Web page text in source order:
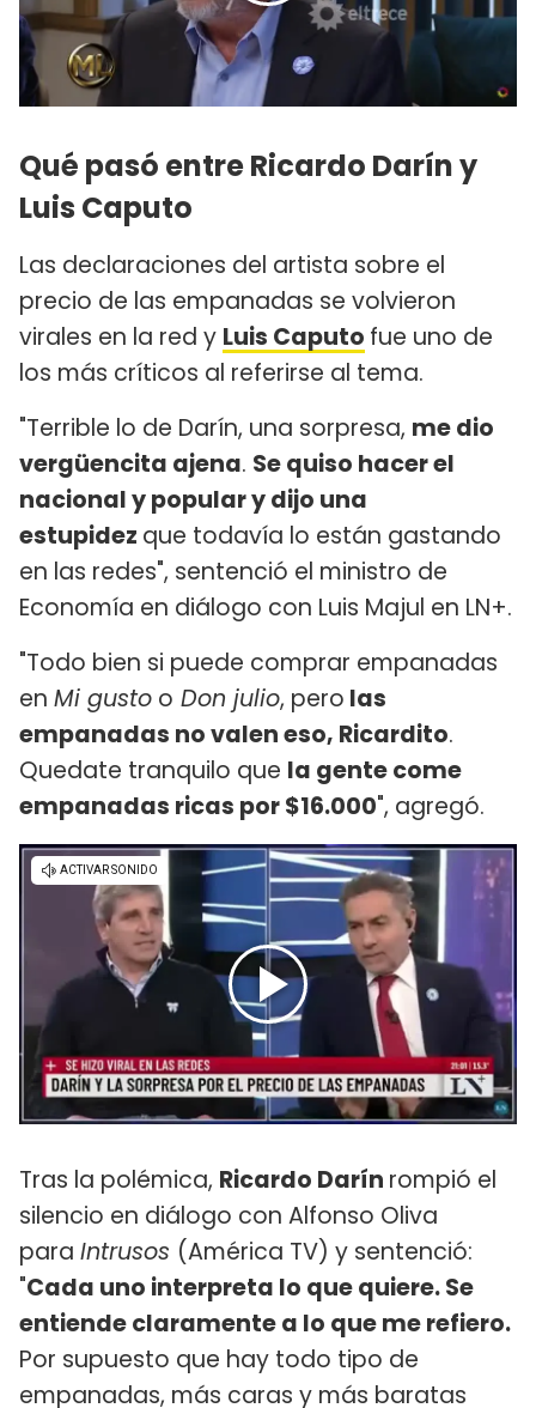
Qué pasó entre Ricardo Darín y
Luis Caputo
Las declaraciones del artista sobre el
precio de las empanadas se volvieron
virales en la red y Luis Caputo fue uno de
los más críticos al referirse al tema.
"Terrible lo de Darín, una sorpresa, me dio
vergüencita ajena. Se quiso hacer el
nacional y popular y dijo una
estupidez que todavía lo están gastando
en las redes", sentenció el ministro de
Economía en diálogo con Luis Majul en LN+.
"Todo bien si puede comprar empanadas
en Mi gusto o Don julio, pero las
empanadas no valen eso, Ricardito.
Quedate tranquilo que la gente come
empanadas ricas por $16.000", agregó.
Tras la polémica, Ricardo Darín rompió el
silencio en diálogo con Alfonso Oliva
para Intrusos (América TV) y sentenció:
"Cada uno interpreta lo que quiere. Se
entiende claramente a lo que me refiero.
Por supuesto que hay todo tipo de
empanadas, más caras y más baratas